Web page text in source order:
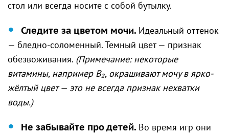
стол или всегда носите с собой бутылку.
Следите за цветом мочи. Идеальный оттенок
— бледно-соломенный. Темный цвет — признак
обезвоживания. (Примечание: некоторые
витамины, например B₂, окрашивают мочу в ярко-
жёлтый цвет — это не всегда признак нехватки
воды.)
Не забывайте про детей. Во время игр они